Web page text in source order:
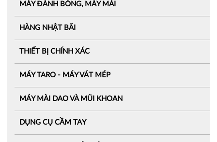
MÁY ĐÁNH BÓNG, MÁY MÀI
HÀNG NHẬT BÃI
THIẾT BỊ CHÍNH XÁC
MÁY TARO - MÁY VÁT MÉP
MÁY MÀI DAO VÀ MŨI KHOAN
DỤNG CỤ CẦM TAY